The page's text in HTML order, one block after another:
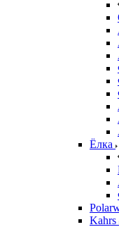
Ёлка
Kahrs